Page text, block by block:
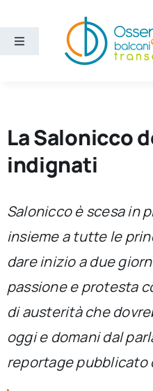
contenuto
Toggle
Ricerca e divulgazione
Sezioni
Chi siamo
per:
Newsletter
La Salonicco
indignati
Salonicco è scesa in
insieme a tutte le
dare inizio a due
passione e protesta
di austerità che
oggi e domani dal
reportage pubblicato